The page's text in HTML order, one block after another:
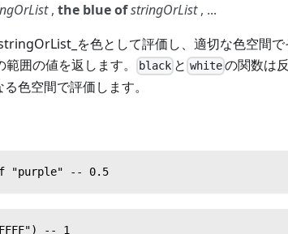
, the blue ofstringOrList, ...
を色として評価し、適切な色空間
囲の値を返します。
black と whiteの関数は
色空間で評価します。
"purple" -- 0.5
-- 1